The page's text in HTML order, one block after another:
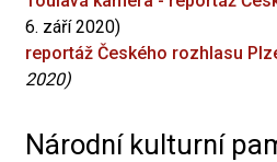
6. září 2020)
reportáž Českého rozhlasu
2020)
Národní kulturní